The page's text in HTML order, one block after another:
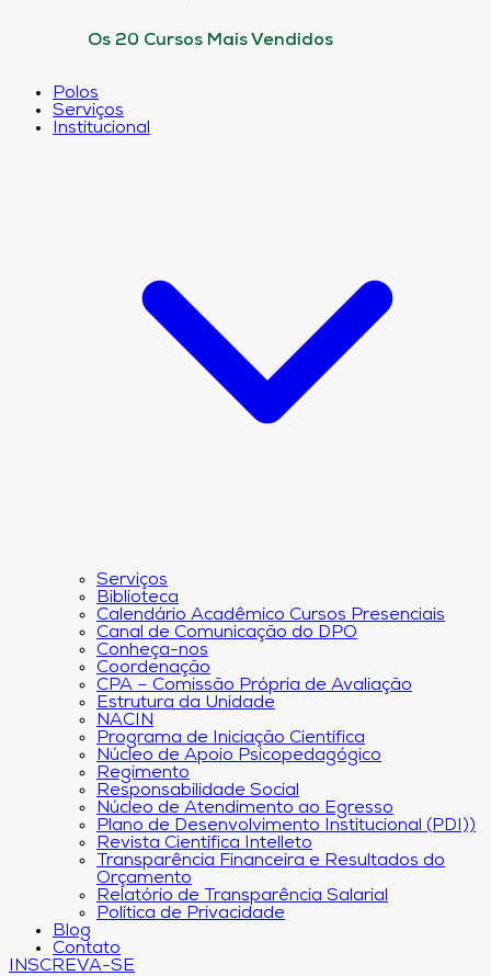
Os 20 Cursos Mais Vendidos
Polos
Serviços
Institucional
Serviços
Biblioteca
Calendário Acadêmico Cursos Presenciais
Canal de Comunicação do DPO
Conheça-nos
Coordenação
CPA – Comissão Própria de Avaliação
Estrutura da Unidade
NACIN
Programa de Iniciação Científica
Núcleo de Apoio Psicopedagógico
Regimento
Responsabilidade Social
Núcleo de Atendimento ao Egresso
Plano de Desenvolvimento Institucional (PDI))
Revista Científica Intelleto
Transparência Financeira e Resultados do
Orçamento
Relatório de Transparência Salarial
Política de Privacidade
Blog
Contato
INSCREVA-SE